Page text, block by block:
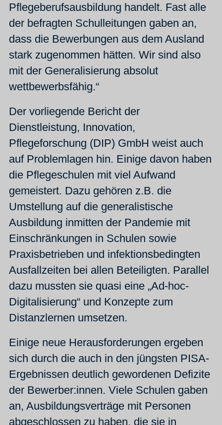
Pflegeberufsausbildung handelt. Fast alle
der befragten Schulleitungen gaben an,
dass die Bewerbungen aus dem Ausland
stark zugenommen hätten. Wir sind also
mit der Generalisierung absolut
wettbewerbsfähig.“
Der vorliegende Bericht der
Dienstleistung, Innovation,
Pflegeforschung (DIP) GmbH weist auch
auf Problemlagen hin. Einige davon haben
die Pflegeschulen mit viel Aufwand
gemeistert. Dazu gehören z.B. die
Umstellung auf die generalistische
Ausbildung inmitten der Pandemie mit
Einschränkungen in Schulen sowie
Praxisbetrieben und infektionsbedingten
Ausfallzeiten bei allen Beteiligten. Parallel
dazu mussten sie quasi eine „Ad-hoc-
Digitalisierung“ und Konzepte zum
Distanzlernen umsetzen.
Einige neue Herausforderungen ergeben
sich durch die auch in den jüngsten PISA-
Ergebnissen deutlich gewordenen Defizite
der Bewerber:innen. Viele Schulen gaben
an, Ausbildungsverträge mit Personen
abgeschlossen zu haben, die sie in